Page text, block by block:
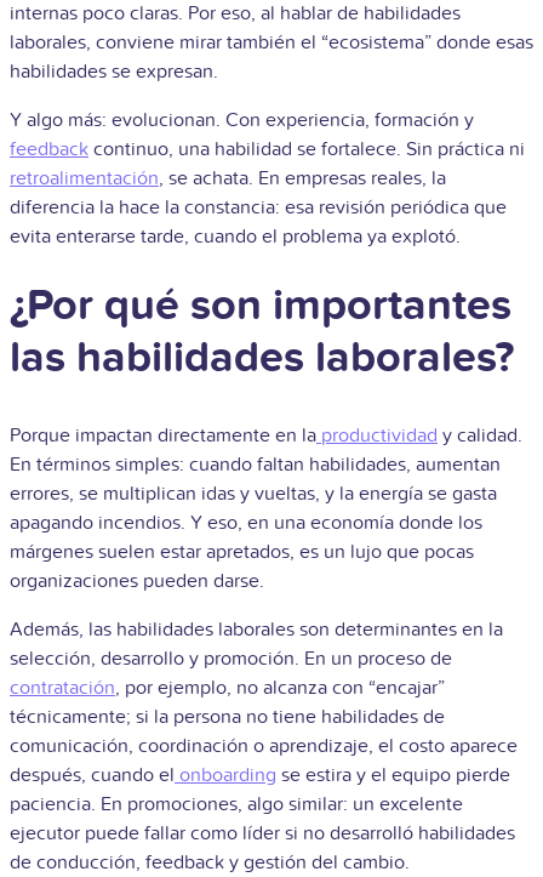
internas poco claras. Por eso, al hablar de habilidades
laborales, conviene mirar también el “ecosistema” donde esas
habilidades se expresan.
Y algo más: evolucionan. Con experiencia, formación y
feedback continuo, una habilidad se fortalece. Sin práctica ni
retroalimentación, se achata. En empresas reales, la
diferencia la hace la constancia: esa revisión periódica que
evita enterarse tarde, cuando el problema ya explotó.
¿Por qué son importantes
las habilidades laborales?
Porque impactan directamente en la productividad y calidad.
En términos simples: cuando faltan habilidades, aumentan
errores, se multiplican idas y vueltas, y la energía se gasta
apagando incendios. Y eso, en una economía donde los
márgenes suelen estar apretados, es un lujo que pocas
organizaciones pueden darse.
Además, las habilidades laborales son determinantes en la
selección, desarrollo y promoción. En un proceso de
contratación, por ejemplo, no alcanza con “encajar”
técnicamente; si la persona no tiene habilidades de
comunicación, coordinación o aprendizaje, el costo aparece
después, cuando el onboarding se estira y el equipo pierde
paciencia. En promociones, algo similar: un excelente
ejecutor puede fallar como líder si no desarrolló habilidades
de conducción, feedback y gestión del cambio.